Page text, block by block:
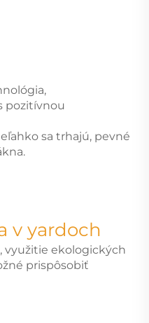
pozitívnou
sa trhajú, pevné
v yardoch
využitie ekologických
prispôsobiť